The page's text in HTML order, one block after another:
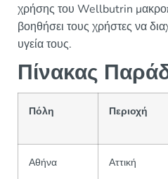
χρήσης του Wellbutrin
βοηθήσει τους χρήστες να
υγεία τους.
Πίνακας
Πόλη Περιοχή
Αθήνα Αττική